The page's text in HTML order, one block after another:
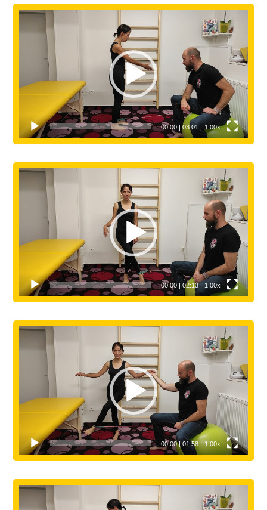
Video
přehrávač
00:00| 03:01 1.00x
Video
přehrávač
00:00| 02:13 1.00x
Video
přehrávač
00:00| 01:58 1.00x
Video